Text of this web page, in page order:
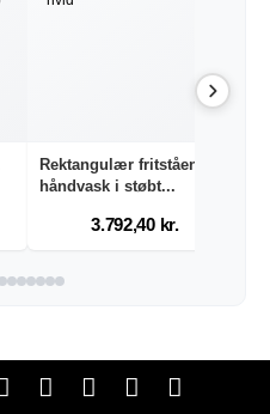
Rektangulær fritstående
håndvask i støbt...
3.792,40 kr.